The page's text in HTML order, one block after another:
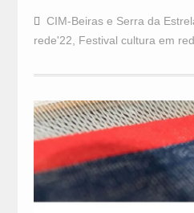
CIM-Beiras e Serra da
rede'22
Festival cultura em